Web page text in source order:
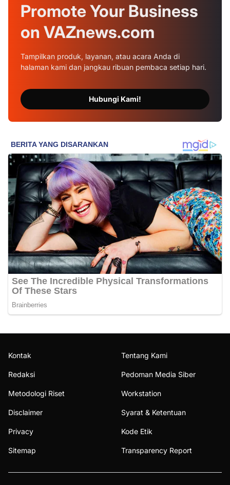
Promote Your Business
on VAZnews.com
Tampilkan produk, layanan, atau acara Anda di
halaman kami dan jangkau ribuan pembaca setiap hari.
Hubungi Kami!
Kontak Tentang Kami
Redaksi Pedoman Media Siber
Metodologi Riset Workstation
Disclaimer Syarat & Ketentuan
Privacy Kode Etik
Sitemap Transparency Report